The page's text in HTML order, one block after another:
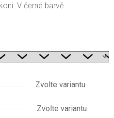
V černé barvě
Zvolte variantu
Zvolte variantu